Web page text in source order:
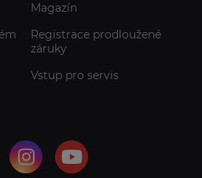
Magazín
Registrace prodloužené
záruky
Vstup pro servis